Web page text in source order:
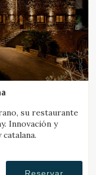
su restaurante
Innovación y